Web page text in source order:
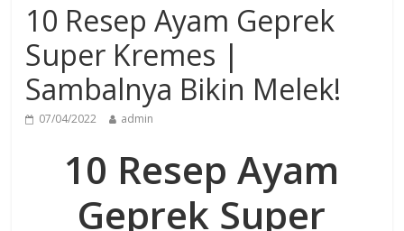
10 Resep Ayam Geprek
Super Kremes |
Sambalnya Bikin Melek!
07/04/2022 admin
10 Resep Ayam
Geprek Super